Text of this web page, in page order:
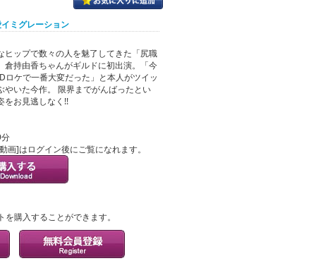
ミグレーション
ヒップで数々の人を魅了してきた「尻職
倉持由香ちゃんがギルドに初出演。「今
ロケで一番大変だった」と本人がツイッ
やいた今作。 限界までがんばったとい
をお見逃しなく!!
画]はログイン後にご覧になれます。
購入することができます。